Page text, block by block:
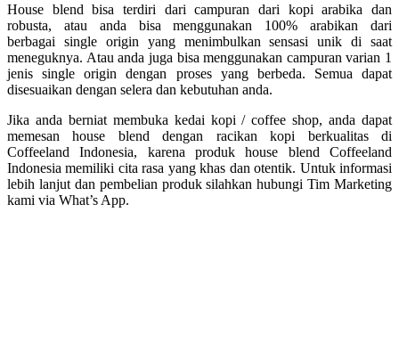
House blend bisa terdiri dari campuran dari kopi arabika dan
robusta, atau anda bisa menggunakan 100% arabikan dari
berbagai single origin yang menimbulkan sensasi unik di saat
meneguknya. Atau anda juga bisa menggunakan campuran varian 1
jenis single origin dengan proses yang berbeda. Semua dapat
disesuaikan dengan selera dan kebutuhan anda.
Jika anda berniat membuka kedai kopi / coffee shop, anda dapat
memesan house blend dengan racikan kopi berkualitas di
Coffeeland Indonesia, karena produk house blend Coffeeland
Indonesia memiliki cita rasa yang khas dan otentik. Untuk informasi
lebih lanjut dan pembelian produk silahkan hubungi Tim Marketing
kami via What’s App.